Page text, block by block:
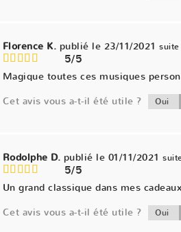
Florence K. publié le 23/11/2021 suite
5/5
Magique toutes ces musiques
Cet avis vous a-t-il été utile ?
Oui
Rodolphe D. publié le 01/11/2021
5/5
Un grand classique dans mes
Cet avis vous a-t-il été utile ?
Oui